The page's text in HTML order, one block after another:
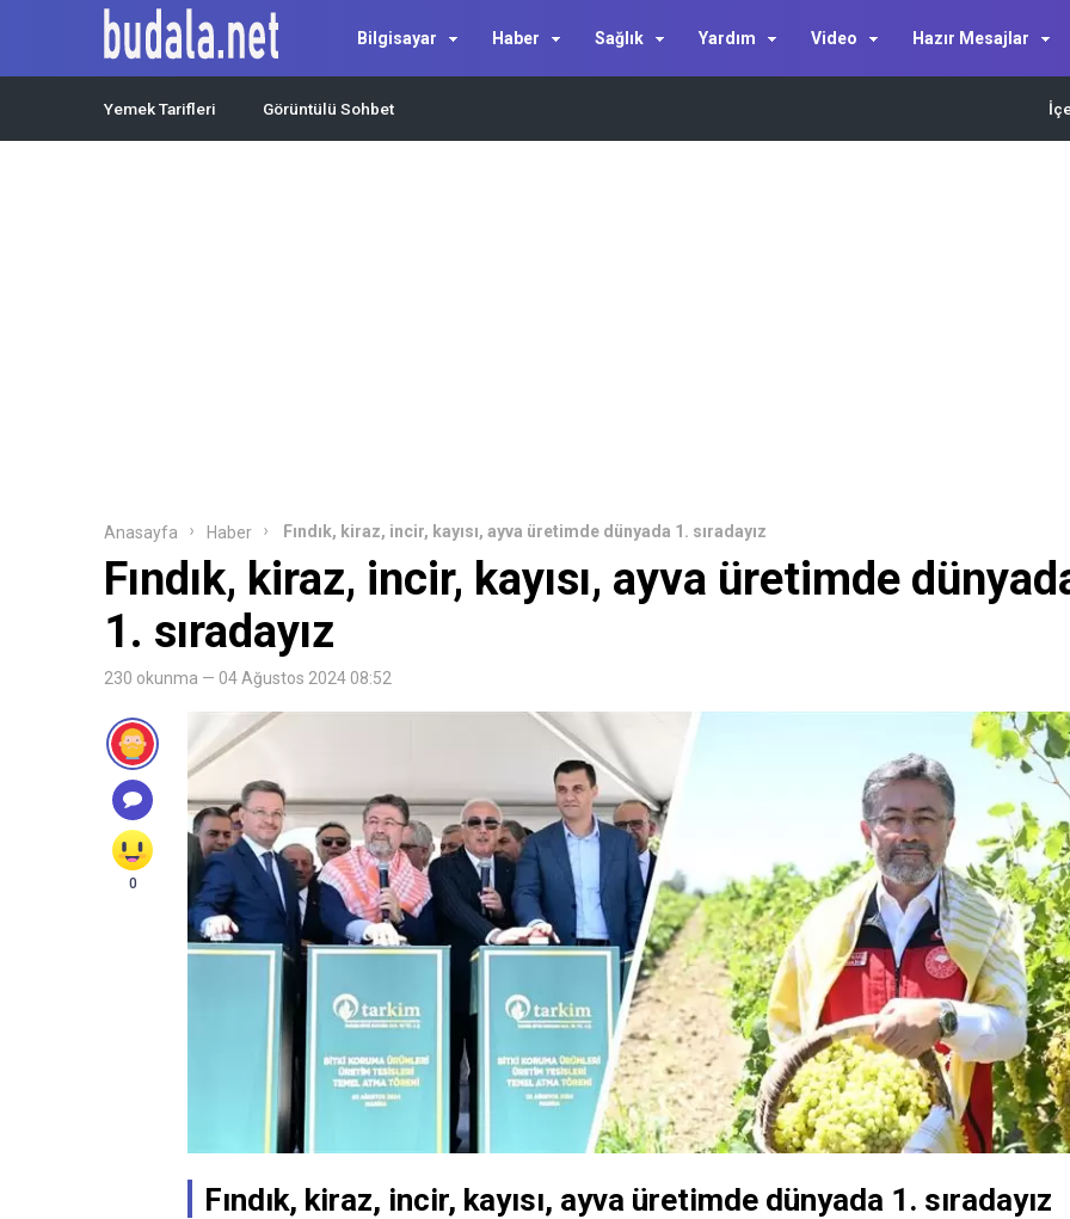
Bilgisayar Haber Sağlık Yardım Video Hazır Mesajlar
Yemek Tarifleri Görüntülü Sohbet
Anasayfa Haber Fındık, kiraz, incir, kayısı, ayva üretimde dünyada 1. sıradayız
Fındık, kiraz, incir, kayısı, ayva üretimde
1. sıradayız
230 okunma — 04 Ağustos 2024 08:52
0
Fındık, kiraz, incir, kayısı, ayva üretimde dünyada 1. sıradayız